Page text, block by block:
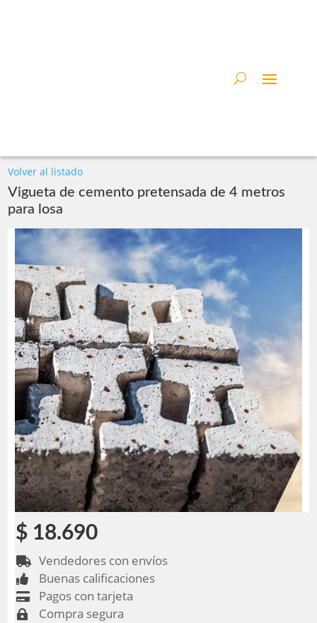
Volver al listado
Vigueta de cemento pretensada de 4 metros
para losa
$ 18.690
 Vendedores con envíos
 Buenas calificaciones
 Pagos con tarjeta
 Compra segura